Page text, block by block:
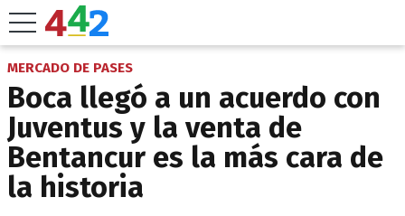
MERCADO DE PASES
Boca llegó a un acuerdo con
Juventus y la venta de
Bentancur es la más cara de
la historia